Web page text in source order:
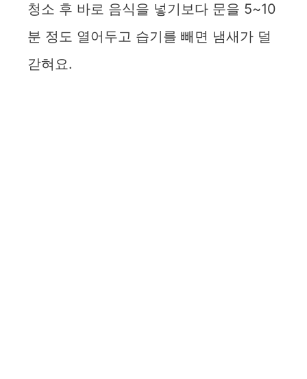
청소 후 바로 음식을 넣기보다 문을 5~10
분 정도 열어두고 습기를 빼면 냄새가 덜
갇혀요.